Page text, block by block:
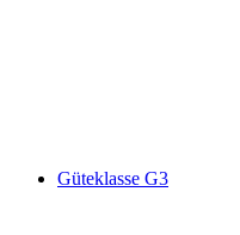
Güteklasse G3